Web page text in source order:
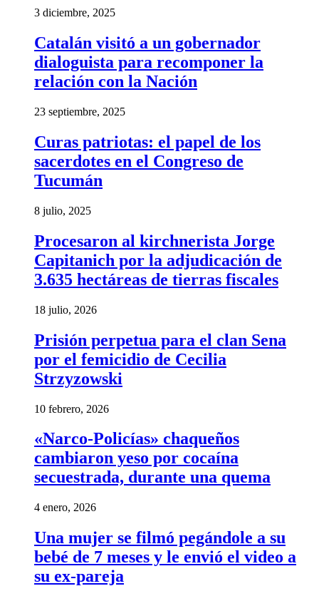
3 diciembre, 2025
Catalán visitó a un gobernador
dialoguista para recomponer la
relación con la Nación
23 septiembre, 2025
Curas patriotas: el papel de los
sacerdotes en el Congreso de
Tucumán
8 julio, 2025
Procesaron al kirchnerista Jorge
Capitanich por la adjudicación de
3.635 hectáreas de tierras fiscales
18 julio, 2026
Prisión perpetua para el clan Sena
por el femicidio de Cecilia
Strzyzowski
10 febrero, 2026
«Narco-Policías» chaqueños
cambiaron yeso por cocaína
secuestrada, durante una quema
4 enero, 2026
Una mujer se filmó pegándole a su
bebé de 7 meses y le envió el video a
su ex-pareja